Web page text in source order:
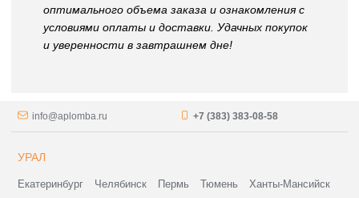
оптимального объема заказа и ознакомления с
условиями оплаты и доставки. Удачных покупок
и уверенности в завтрашнем дне!
info@aplomba.ru +7 (383) 383-08-58
УРАЛ
Екатеринбург Челябинск Пермь Тюмень Ханты-Мансийск